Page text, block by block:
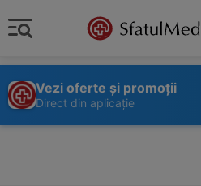
Vezi oferte și promoții
Direct din aplicație